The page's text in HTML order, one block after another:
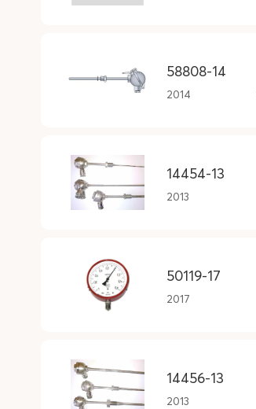
58808-14
2014
14454-13
2013
50119-17
2017
14456-13
2013